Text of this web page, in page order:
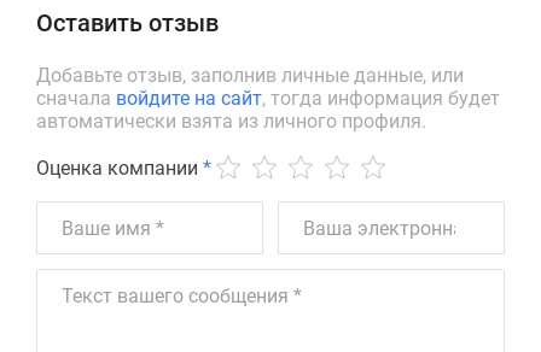
Оставить отзыв
Добавьте отзыв, заполнив личные данные, или
сначала войдите на сайт, тогда информация будет
автоматически взята из личного профиля.
Оценка компании *